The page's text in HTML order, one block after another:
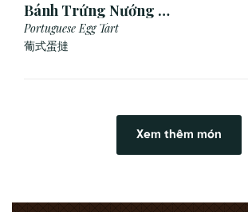
Bánh Trứng Nướng Bồ
Đào Nha (2 Cái)
Portuguese Egg Tart
葡式蛋撻
Xem thêm món